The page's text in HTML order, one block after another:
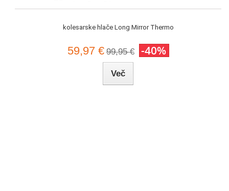
kolesarske hlače Long Mirror Thermo
59,97 € 99,95 € -40%
Več